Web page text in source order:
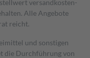
versand­kosten­
Alle Angebote
reicht.
und sonstigen
die Durchführung von